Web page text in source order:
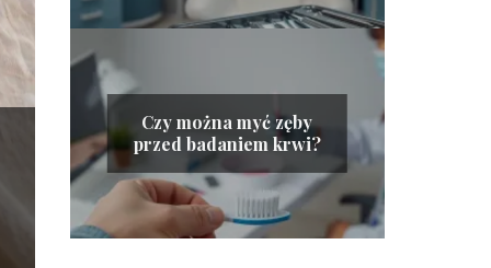
Czy można myć zęby
przed badaniem krwi?